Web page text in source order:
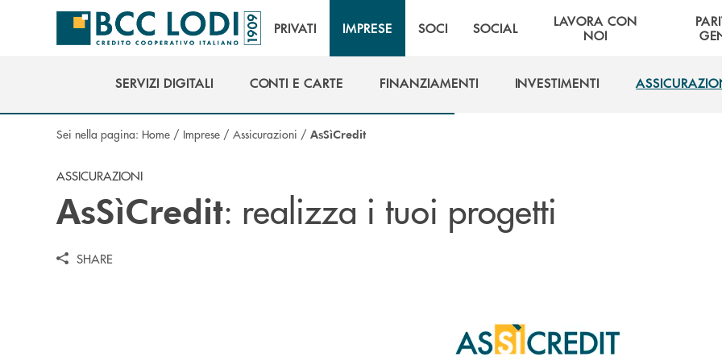
Salta al contenuto principale
PRIVATI IMPRESE SOCI SOCIAL
LAVORA CON
NOI
SERVIZI DIGITALI
CONTI E CARTE
FINANZIAMENTI
INVESTIMENTI
Sei nella pagina: Home / Imprese / Assicurazioni / AsSìCredit
ASSICURAZIONI
AsSìCredit: realizza i tuoi progetti
SHARE